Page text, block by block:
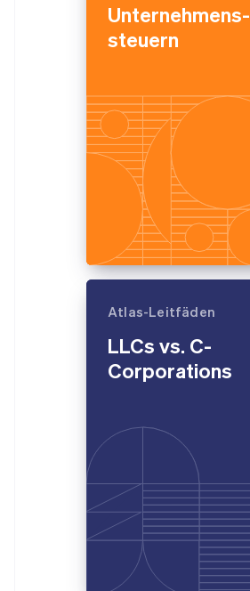
Unternehmens­
steuern
Atlas-Leitfäden
LLCs vs. C-
Corporations